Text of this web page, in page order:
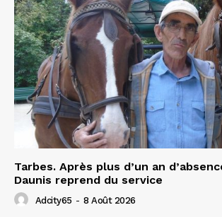
Tarbes. Après plus d’un an
Daunis reprend du service
Adcity65 - 8 Août 2026